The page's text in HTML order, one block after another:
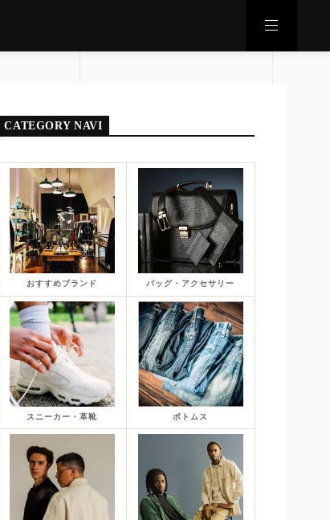
CATEGORY NAVI
おすすめブランド バッグ・アクセサリー
スニーカー・革靴 ボトムス